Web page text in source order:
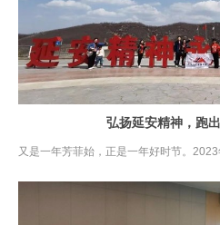
弘扬延安精神，跑
又是一年芳菲始，正是一年好时节。2023